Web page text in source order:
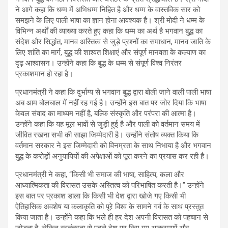
ने आगे कहा कि धम्म में अभिधम्म निहित है और धम्म के वास्तविक सार को
समझने के लिए पाली भाषा का ज्ञान होना आवश्यक है। श्री मोदी ने धम्म के
विभिन्न अर्थों की व्याख्या करते हुए कहा कि धम्म का अर्थ है भगवान बुद्ध का
संदेश और सिद्धांत, मानव अस्तित्व से जुड़े प्रश्नों का समाधान, मानव जाति के
लिए शांति का मार्ग, बुद्ध की शाश्वत शिक्षाएं और संपूर्ण मानवता के कल्याण का
दृढ़ आश्वासन। उन्होंने कहा कि बुद्ध के धम्म से संपूर्ण विश्व निरंतर
प्रकाशमान हो रहा है।
प्रधानमंत्री ने कहा कि दुर्भाग्य से भगवान बुद्ध द्वारा बोली जाने वाली पाली भाषा
अब आम बोलचाल में नहीं रह गई है। उन्होंने इस बात पर जोर दिया कि भाषा
केवल संवाद का माध्यम नहीं है, बल्कि संस्कृति और परंपरा की आत्मा है।
उन्होंने कहा कि यह मूल भावों से जुड़ी हुई है और पाली को वर्तमान समय में
जीवित रखना सभी की साझा जिम्मेदारी है। उन्होंने संतोष व्यक्त किया कि
वर्तमान सरकार ने इस जिम्मेदारी को विनम्रता के साथ निभाया है और भगवान
बुद्ध के करोड़ों अनुयायियों की अपेक्षाओं को पूरा करने का प्रयास कर रही है।
प्रधानमंत्री ने कहा, “किसी भी समाज की भाषा, साहित्य, कला और
आध्यात्मिकता की विरासत उसके अस्तित्व को परिभाषित करती है।” उन्होंने
इस बात पर प्रकाश डाला कि किसी भी देश द्वारा खोजे गए किसी भी
ऐतिहासिक अवशेष या कलाकृति को पूरे विश्व के सामने गर्व के साथ प्रस्तुत
किया जाता है। उन्होंने कहा कि भले ही हर देश अपनी विरासत को पहचान से